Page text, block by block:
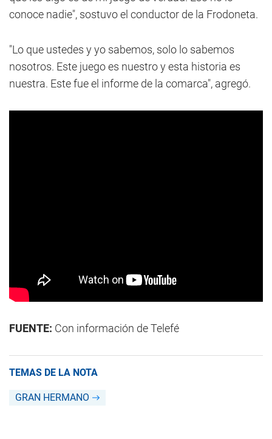
conoce nadie", sostuvo el conductor de la Frodoneta.
"Lo que ustedes y yo sabemos, solo lo sabemos
nosotros. Este juego es nuestro y esta historia es
nuestra. Este fue el informe de la comarca", agregó.
FUENTE: Con información de Telefé
TEMAS DE LA NOTA
GRAN HERMANO